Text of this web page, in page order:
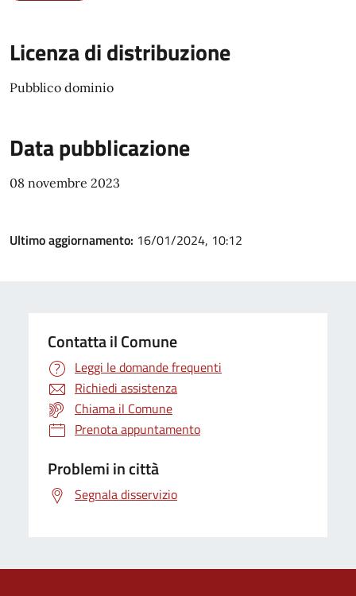
Licenza di distribuzione
Pubblico dominio
Data pubblicazione
08 novembre 2023
Ultimo aggiornamento: 16/01/2024, 10:12
Contatta il Comune
Leggi le domande frequenti
Richiedi assistenza
Chiama il Comune
Prenota appuntamento
Problemi in città
Segnala disservizio